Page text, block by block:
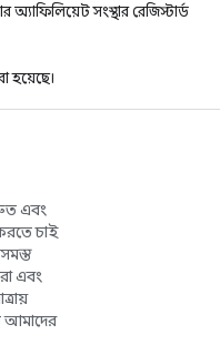
সংস্থার রেজিস্টার্ড
হয়েছে।
এবং
চাই
এবং
আমাদের